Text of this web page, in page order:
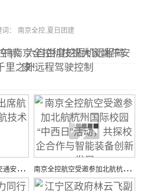
词： 南京全控,夏日团建
|南京全控科技祝大家端午安
康！
制：六自由度挖掘机远程驾
里之外远程驾驶控制
南
京全控受邀出席航空交通安全与适航技术研讨会 南
京全控航空受邀参加北航杭州国际校园“中西日”活动，共探校企合作与智能装备创新发展